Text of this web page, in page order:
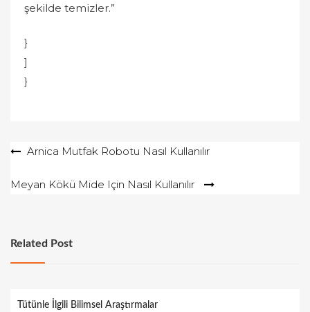
şekilde temizler.”
}
]
}
YazıArnica Mutfak Robotu Nasıl Kullanılır
Meyan Kökü Mide Için Nasıl Kullanılır
Related Post
Tütünle İlgili Bilimsel Araştırmalar